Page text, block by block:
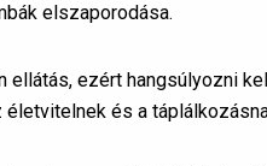
elszaporodása.
ezért hangsúlyozni
és a